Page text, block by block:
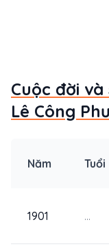
Cuộc đời
Lê Công
Năm Tuổi
1901 ...